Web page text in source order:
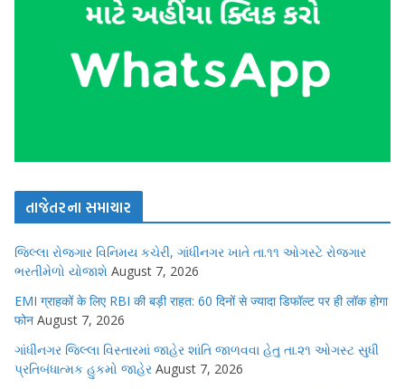
તાજેતરના સમાચાર
જિલ્લા રોજગાર વિનિમય કચેરી, ગાંધીનગર ખાતે તા.૧૧ ઓગસ્ટે રોજગાર
ભરતીમેળો યોજાશે August 7, 2026
EMI ग्राहकों के लिए RBI की बड़ी राहत: 60 दिनों से ज्यादा डिफॉल्ट पर ही लॉक होगा
फोन August 7, 2026
ગાંધીનગર જિલ્લા વિસ્તારમાં જાહેર શાંતિ જાળવવા હેતુ તા.૨૧ ઓગસ્ટ સુધી
પ્રતિબંધાત્મક હુકમો જાહેર August 7, 2026